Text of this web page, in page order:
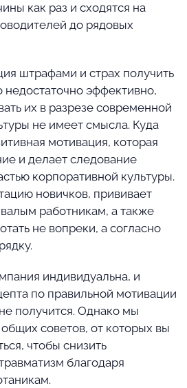
как раз и сходятся на
до рядовых
штрафами и страх получить
недостаточно эффективно,
их в разрезе современной
не имеет смысла. Куда
мотивация, которая
и делает следование
корпоративной культуры.
новичков, прививает
работникам, а также
не вопреки, а согласно
индивидуальна, и
по правильной мотивации
получится. Однако мы
советов, от которых вы
чтобы снизить
благодаря